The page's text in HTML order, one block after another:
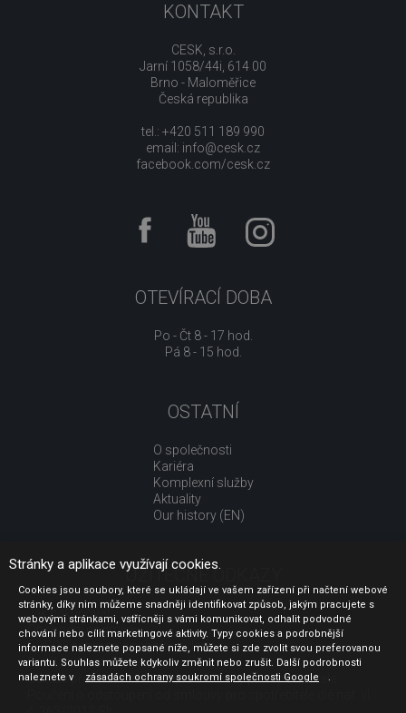
KONTAKT
CESK, s.r.o.
Jarní 1058/44i, 614 00
Brno - Maloměřice
Česká republika
tel.: +420 511 189 990
email: info@cesk.cz
facebook.com/cesk.cz
OTEVÍRACÍ DOBA
Po - Čt 8 - 17 hod.
Pá 8 - 15 hod.
OSTATNÍ
O společnosti
Kariéra
Komplexní služby
Aktuality
Our history (EN)
UŽITEČNÉ ODKAZY
Jak nakupovat
Obchodní podmínky
GDPR - ochrana osobních údajů
Profil zadavatele
Sdělení před uzavřením kupní smlouvy pro spotřebitele
Stránky a aplikace využívají cookies.
Cookies jsou soubory, které se ukládají ve vašem zařízení při načtení webové
stránky, díky nim můžeme snadněji identifikovat způsob, jakým pracujete s
webovými stránkami, vstřícněji s vámi komunikovat, odhalit podvodné
chování nebo cílit marketingové aktivity. Typy cookies a podrobnější
informace naleznete popsané níže, můžete si zde zvolit svou preferovanou
variantu. Souhlas můžete kdykoliv změnit nebo zrušit. Další podrobnosti
naleznete v
zásadách ochrany soukromí společnosti Google .